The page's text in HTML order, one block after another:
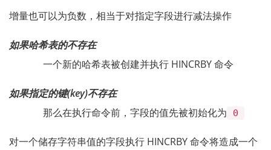
增量也可以为负数，相当于对指定字段进行减法操作
如果哈希表的不存在
一个新的哈希表被创建并执行 HINCRBY 命令
如果指定的键(key)不存在
那么在执行命令前，字段的值先被初始化为
0
对一个储存字符串值的字段执行 HINCRBY 命令将造成一个